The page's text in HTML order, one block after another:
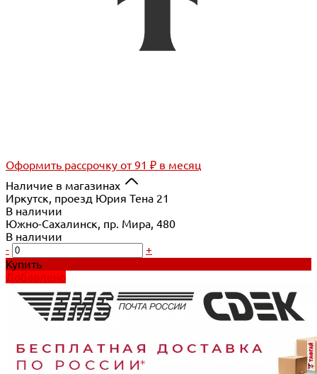
Оформить рассрочку от 91 ₽ в месяц
Наличие в магазинах
Иркутск, проезд Юрия Тена 21
В наличии
Южно-Сахалинск, пр. Мира, 480
В наличии
-
+
Купить
Добавлено